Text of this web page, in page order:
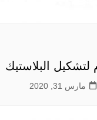
لتشكيل البلاستيك
مارس 31, 2020